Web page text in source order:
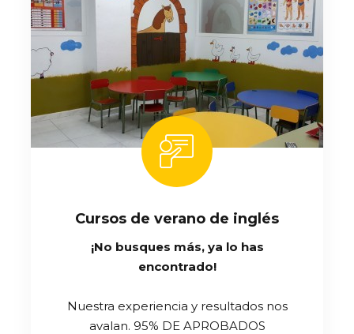
Cursos de verano de inglés
¡No busques más, ya lo has
encontrado!
Nuestra experiencia y resultados nos
avalan. 95% DE APROBADOS